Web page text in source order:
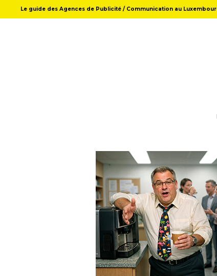
Le guide des Agences de Publicité / Communication au